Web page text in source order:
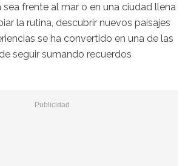
sea frente al mar o en una ciudad llena
la rutina, descubrir nuevos paisajes
se ha convertido en una de las
seguir sumando recuerdos